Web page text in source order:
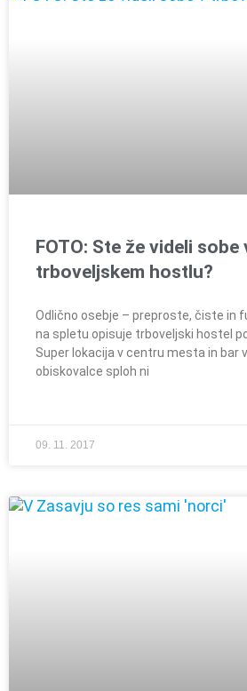
FOTO: Ste že videli sobe
trboveljskem hostlu?
Odlično osebje – preproste, čiste in
na spletu opisuje trboveljski hostel
Super lokacija v centru mesta in bar
obiskovalce sploh ni
09. 11. 2017